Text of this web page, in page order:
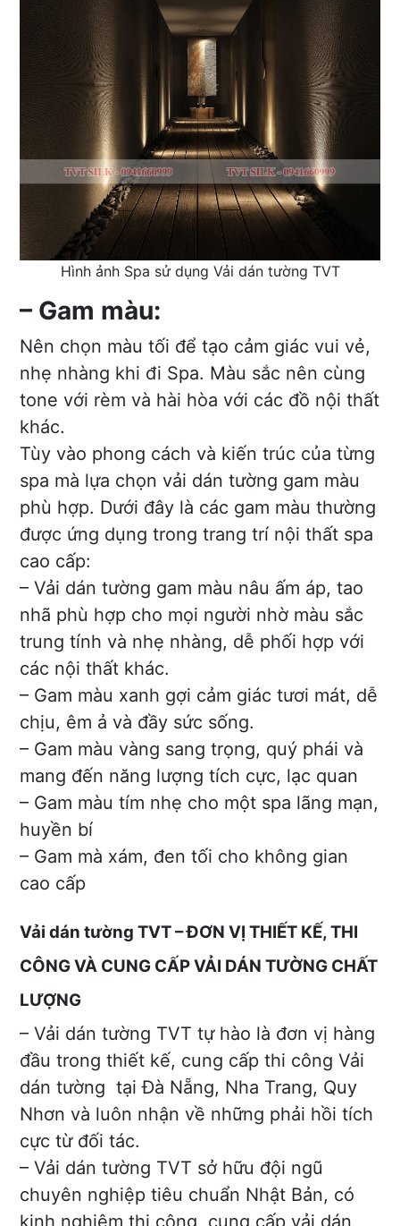
Hình ảnh Spa sử dụng Vải dán tường TVT
– Gam màu:
Nên chọn màu tối để tạo cảm giác vui vẻ,
nhẹ nhàng khi đi Spa. Màu sắc nên cùng
tone với rèm và hài hòa với các đồ nội thất
khác.
Tùy vào phong cách và kiến trúc của từng
spa mà lựa chọn vải dán tường gam màu
phù hợp. Dưới đây là các gam màu thường
được ứng dụng trong trang trí nội thất spa
cao cấp:
– Vải dán tường gam màu nâu ấm áp, tao
nhã phù hợp cho mọi người nhờ màu sắc
trung tính và nhẹ nhàng, dễ phối hợp với
các nội thất khác.
– Gam màu xanh gợi cảm giác tươi mát, dễ
chịu, êm ả và đầy sức sống.
– Gam màu vàng sang trọng, quý phái và
mang đến năng lượng tích cực, lạc quan
– Gam màu tím nhẹ cho một spa lãng mạn,
huyền bí
– Gam mà xám, đen tối cho không gian
cao cấp
Vải dán tường TVT – ĐƠN VỊ THIẾT KẾ, THI
CÔNG VÀ CUNG CẤP VẢI DÁN TƯỜNG CHẤT
LƯỢNG
– Vải dán tường TVT tự hào là đơn vị hàng
đầu trong thiết kế, cung cấp thi công Vải
dán tường tại Đà Nẵng, Nha Trang, Quy
Nhơn và luôn nhận về những phải hồi tích
cực từ đối tác.
– Vải dán tường TVT sở hữu đội ngũ
chuyên nghiệp tiêu chuẩn Nhật Bản, có